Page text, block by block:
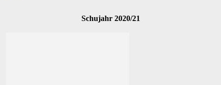
Schujahr 2020/21